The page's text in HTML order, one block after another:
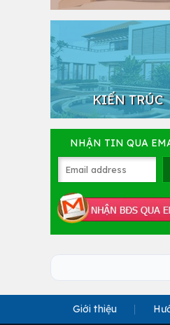
KIẾN TRÚC
NHẬN TIN QUA
Giới thiệu